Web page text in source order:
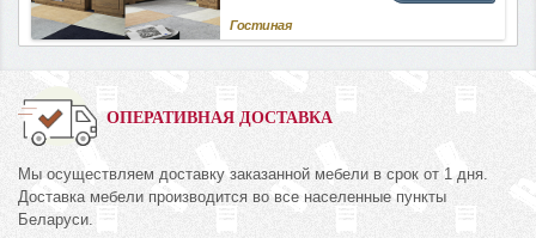
Гостиная
ОПЕРАТИВНАЯ ДОСТАВКА
Мы осуществляем доставку заказанной мебели в срок от 1 дня.
Доставка мебели производится во все населенные пункты
Беларуси.